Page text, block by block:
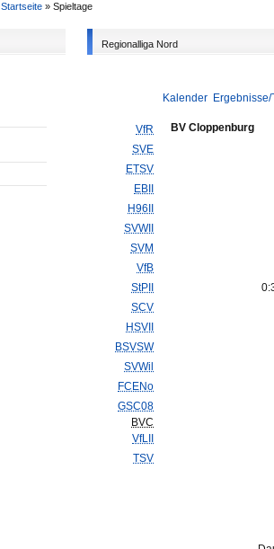
Startseite » Spieltage
Regionalliga Nord
Kalender
VfR
SVE
ETSV
EBII
H96II
SVWII
SVM
VfB
StPII
SCV
HSVII
BSVSW
SVWil
FCENo
GSC08
BVC
VfLII
TSV
BV Cloppenburg